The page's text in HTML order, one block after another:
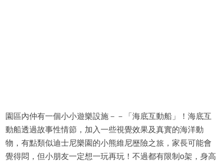
園區內仲有一個小小遊樂設施－－「海底互動船」！海底互
動船透過故事性情節，加入一些視覺效果及真實的海洋動
物，有點類似迪士尼樂園的小熊維尼歷險之旅，家長可能會
覺得悶，但小朋友一定想一玩再玩！不過都有限制o架，身高